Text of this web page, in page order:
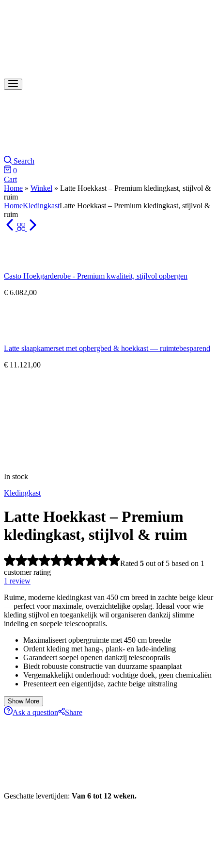
Search
0
Cart
Home » Winkel » Latte Hoekkast – Premium kledingkast, stijlvol &
ruim
HomeKledingkastLatte Hoekkast – Premium kledingkast, stijlvol &
ruim
Casto Hoekgarderobe - Premium kwaliteit, stijlvol opbergen
€ 6.082,00
Latte slaapkamerset met opbergbed & hoekkast — ruimtebesparend
€ 11.121,00
In stock
Kledingkast
Latte Hoekkast – Premium
kledingkast, stijlvol & ruim
Rated 5 out of 5 based on 1
customer rating
1 review
Ruime, moderne kledingkast van 450 cm breed in zachte beige kleur
— perfect voor maximale, overzichtelijke opslag. Ideaal voor wie
kleding stijlvol en toegankelijk wil organiseren dankzij slimme
indeling en soepele telescooprails.
Maximaliseert opbergruimte met 450 cm breedte
Ordent kleding met hang-, plank- en lade-indeling
Garandeert soepel openen dankzij telescooprails
Biedt robuuste constructie van duurzame spaanplaat
Vergemakkelijkt onderhoud: vochtige doek, geen chemicaliën
Presenteert een eigentijdse, zachte beige uitstraling
Show More
Ask a question Share
Geschatte levertijden: Van 6 tot 12 weken.